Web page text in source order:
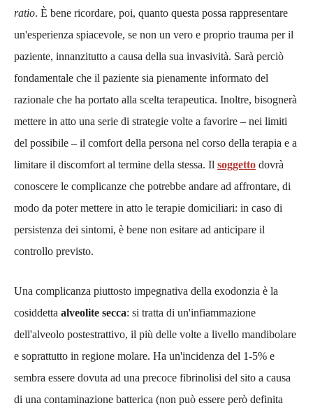
ratio. È bene ricordare, poi, quanto questa possa rappresentare
un'esperienza spiacevole, se non un vero e proprio trauma per il
paziente, innanzitutto a causa della sua invasività. Sarà perciò
fondamentale che il paziente sia pienamente informato del
razionale che ha portato alla scelta terapeutica. Inoltre, bisognerà
mettere in atto una serie di strategie volte a favorire – nei limiti
del possibile – il comfort della persona nel corso della terapia e a
limitare il discomfort al termine della stessa. Il soggetto dovrà
conoscere le complicanze che potrebbe andare ad affrontare, di
modo da poter mettere in atto le terapie domiciliari: in caso di
persistenza dei sintomi, è bene non esitare ad anticipare il
controllo previsto.
Una complicanza piuttosto impegnativa della exodonzia è la
cosiddetta alveolite secca: si tratta di un'infiammazione
dell'alveolo postestrattivo, il più delle volte a livello mandibolare
e soprattutto in regione molare. Ha un'incidenza del 1-5% e
sembra essere dovuta ad una precoce fibrinolisi del sito a causa
di una contaminazione batterica (non può essere però definita